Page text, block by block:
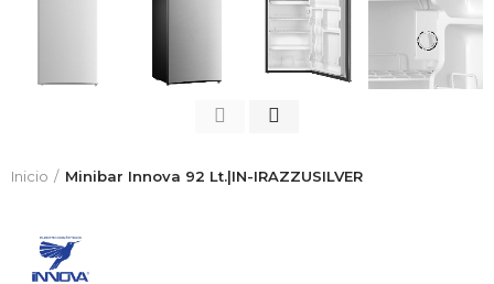
Inicio Minibar Innova 92 Lt.|IN-IRAZZUSILVER